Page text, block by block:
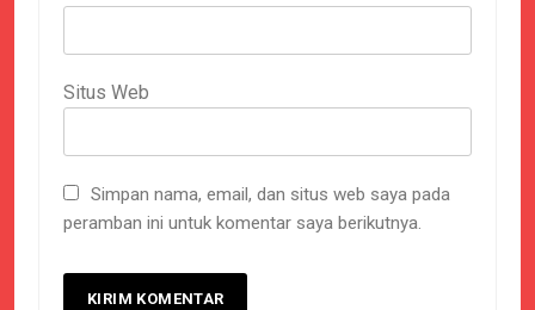
Situs Web
Simpan nama, email, dan situs web saya pada
peramban ini untuk komentar saya berikutnya.